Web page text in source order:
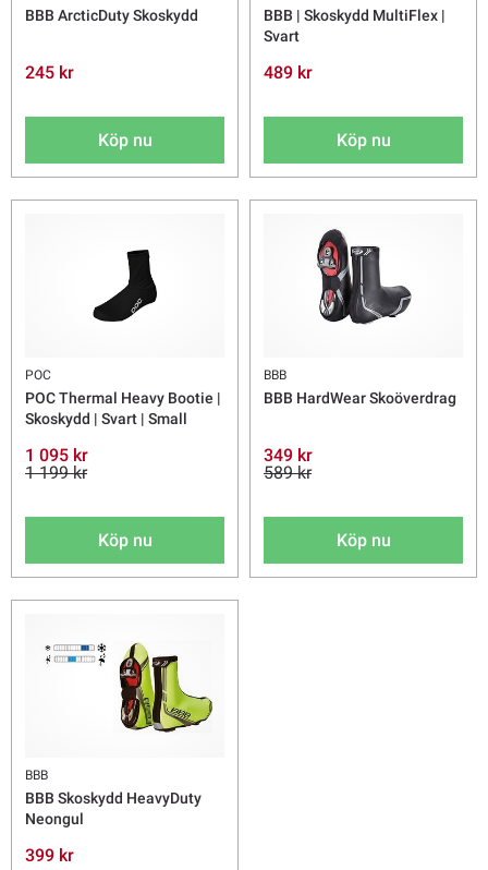
BBB ArcticDuty Skoskydd
245 kr
Köp nu
BBB | Skoskydd MultiFlex |
Svart
489 kr
Köp nu
POC
POC Thermal Heavy Bootie |
Skoskydd | Svart | Small
1 095 kr
1 199 kr
Köp nu
BBB
BBB HardWear Skoöverdrag
349 kr
589 kr
Köp nu
BBB
BBB Skoskydd HeavyDuty
Neongul
399 kr